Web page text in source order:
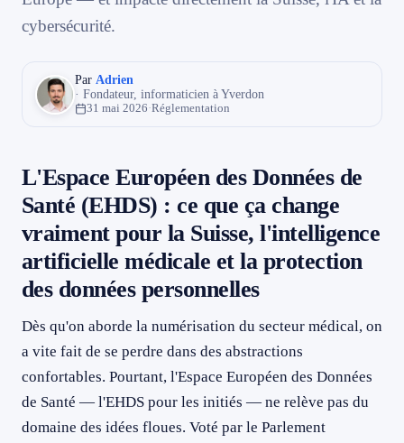
cybersécurité.
Par Adrien
· Fondateur, informaticien à Yverdon
31 mai 2026·Réglementation
L'Espace Européen des Données de
Santé (EHDS) : ce que ça change
vraiment pour la Suisse, l'intelligence
artificielle médicale et la protection
des données personnelles
Dès qu'on aborde la numérisation du secteur médical, on
a vite fait de se perdre dans des abstractions
confortables. Pourtant, l'Espace Européen des Données
de Santé — l'EHDS pour les initiés — ne relève pas du
domaine des idées floues. Voté par le Parlement
Éthique, formation, désinformation : les dimensions qu'on oublie
En guise de conclusion : l'EHDS, un contrat de confiance qu'il
reste à construire